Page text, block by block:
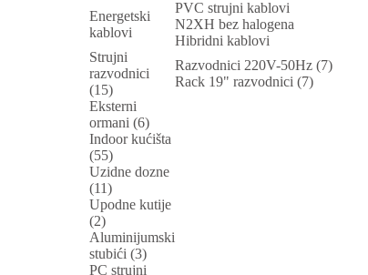
Energetski
kablovi
PVC strujni kablovi
N2XH bez halogena
Hibridni kablovi
Strujni
razvodnici
(15)
Razvodnici 220V-50Hz (7)
Rack 19" razvodnici (7)
Eksterni
ormani (6)
Indoor kućišta
(55)
Uzidne dozne
(11)
Upodne kutije
(2)
Aluminijumski
stubići (3)
PC strujni